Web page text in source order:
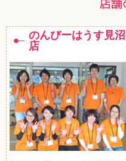
のんびーはうす見沼
店